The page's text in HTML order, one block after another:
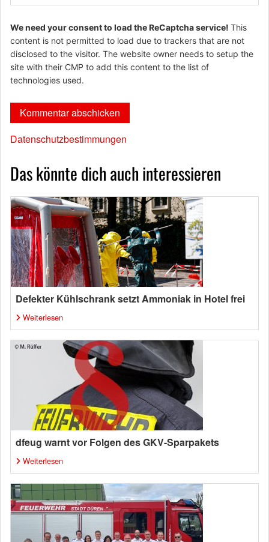
We need your consent to load the ReCaptcha service! This
content is not permitted to load due to trackers that are not
disclosed to the visitor. The website owner needs to setup the
site with their CMP to add this content to the list of
technologies used.
Datenschutzbestimmungen
Das könnte dich auch interessieren
Defekter Kühlschrank setzt Ammoniak in Hotel frei
Weiterlesen
dfeug warnt vor Folgen des GKV-Sparpakets
Weiterlesen